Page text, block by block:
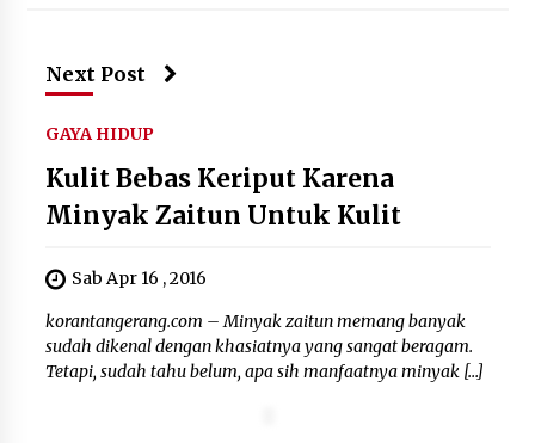
Next Post
GAYA HIDUP
Kulit Bebas Keriput Karena
Minyak Zaitun Untuk Kulit
Sab Apr 16 , 2016
korantangerang.com – Minyak zaitun memang banyak
sudah dikenal dengan khasiatnya yang sangat beragam.
Tetapi, sudah tahu belum, apa sih manfaatnya minyak […]